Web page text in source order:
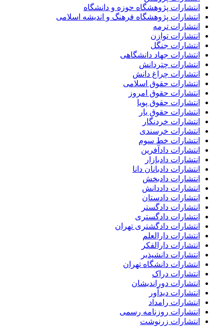
انتشارات پژوهشگاه حوزه و دانشگاه
انتشارات پژوهشگاه فرهنگ و اندیشه اسلامی
انتشارات ترمه
انتشارات توازن
انتشارات جنگل
انتشارات جهاد دانشگاهی
انتشارات چتردانش
انتشارات چراغ دانش
انتشارات حقوق اسلامی
انتشارات حقوق امروز
انتشارات حقوق پویا
انتشارات حقوق یار
انتشارات خردنگار
انتشارات خرسندی
انتشارات خط سوم
انتشارات دادآفرین
انتشارات دادبازار
انتشارات دادبانان دانا
انتشارات دادبخش
انتشارات داددانش
انتشارات دادستان
انتشارات دادگستر
انتشارات دادگستری
انتشارات دادگشتری تهران
انتشارات دارالعلم
انتشارات دارالفکر
انتشارات دانشپذیر
انتشارات دانشگاه تهران
انتشارات دراک
انتشارات دوراندیشان
انتشارات دیدآور
انتشارات رامداد
انتشارات روزنامه رسمی
انتشارات زرنوشت